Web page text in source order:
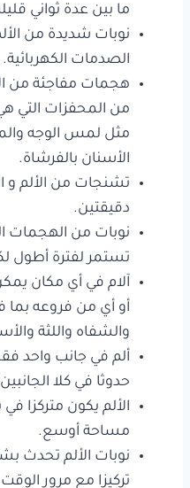
ما بين عدة ثواني
نوبات شديدة من
الصدمات الكهربائية.
هجمات مفاجئة من
من المحفزات التي
مثل لمس الوجه
الأسنان بالفرشاة.
تشنجات من الألم و
دقيقتين.
نوبات من الهجمات
تستمر لفترة أطول
آلام في أي مكان
أو أي من فروعه بما
والشفاه واللثة
ألم في جانب واحد
حدوثا في كلا
الألم يكون متركزا
مساحة أوسع.
نوبات الألم تحدث
تركيزا مع مرور